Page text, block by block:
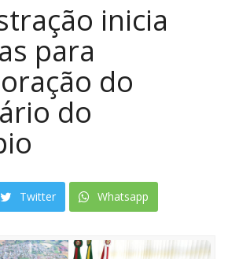
inicia
para
do
do
Twitter Whatsapp